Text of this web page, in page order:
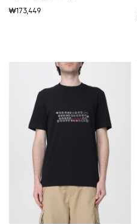
₩173,449